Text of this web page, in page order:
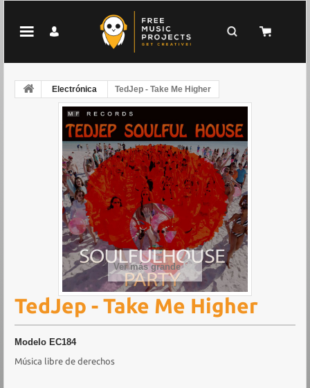
Electrónica TedJep - Take Me Higher
Ver más grande
TedJep - Take Me Higher
Modelo EC184
Música libre de derechos